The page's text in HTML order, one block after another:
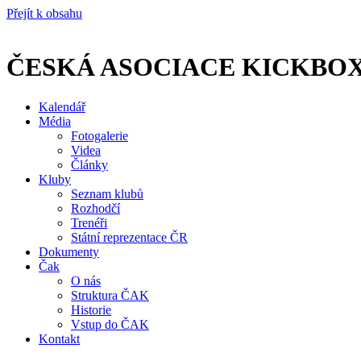
Přejít k obsahu
ČESKÁ ASOCIACE
Kalendář
Média
Fotogalerie
Videa
Články
Kluby
Seznam klubů
Rozhodčí
Trenéři
Státní reprezentace ČR
Dokumenty
Čak
O nás
Struktura ČAK
Historie
Vstup do ČAK
Kontakt